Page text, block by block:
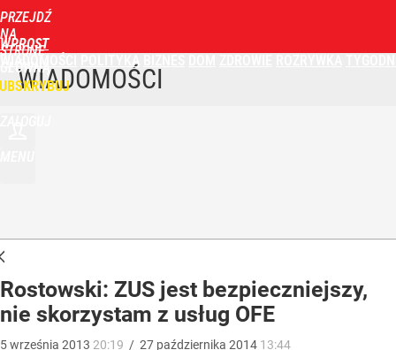
PRZEJDŹ
NA
STRONĘ
GŁÓWNĄ
WPROST
POLITYKA
WIADOMOŚCI
Rostowski: ZUS jest bezpieczniejszy,
nie skorzystam z usług OFE
5września 2013 20:19 / 27 października 2014 13:44